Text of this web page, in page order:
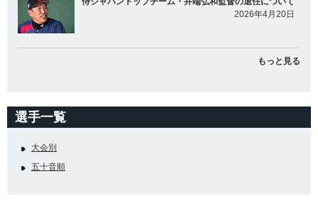
2026年4月20日
もっと見る
選手一覧
大会別
五十音順